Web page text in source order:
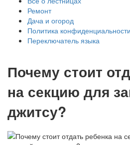
Ремонт
Дача и огород
Политика конфиденциальности
Переключатель языка
Почему стоит
на секцию для
джитсу?